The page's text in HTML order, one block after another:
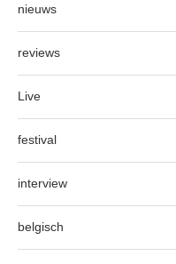
nieuws
reviews
Live
festival
interview
belgisch